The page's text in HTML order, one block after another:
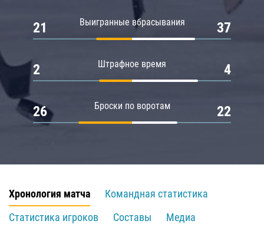
Выигранные вбрасывания
21 37
Штрафное время
2 4
Броски по воротам
26 22
Хронология матча
Командная статистика
Статистика игроков
Составы
Медиа